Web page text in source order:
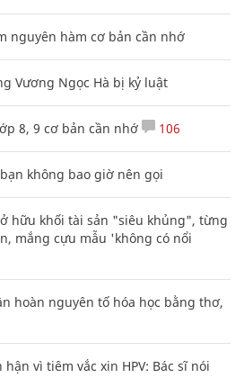
nguyên hàm cơ bản cần nhớ
Vương Ngọc Hà bị kỷ luật
8, 9 cơ bản cần nhớ 106
không bao giờ nên gọi
hữu khối tài sản "siêu khủng", từng
mắng cựu mẫu 'không có nổi
hoàn nguyên tố hóa học bằng thơ,
vì tiêm vắc xin HPV: Bác sĩ nói